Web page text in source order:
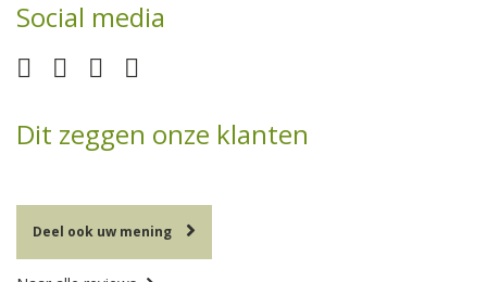
Social media
Dit zeggen onze klanten
Deel ook uw mening